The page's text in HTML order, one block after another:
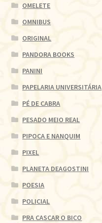
OMELETE
OMNIBUS
ORIGINAL
PANDORA BOOKS
PANINI
PAPELARIA UNIVERSITÁRIA
PÉ DE CABRA
PESADO MEIO REAL
PIPOCA E NANQUIM
PIXEL
PLANETA DEAGOSTINI
POESIA
POLICIAL
PRA CASCAR O BICO